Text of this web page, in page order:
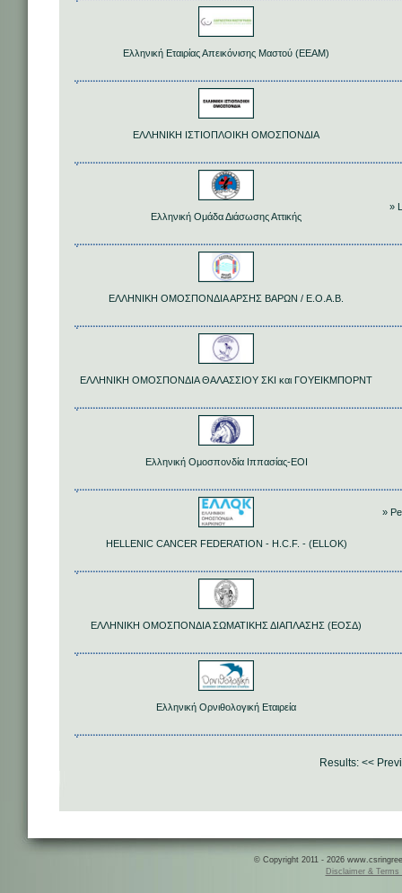
Ελληνική Εταιρίας Απεικόνισης Μαστού (ΕΕΑΜ)
ΕΛΛΗΝΙΚΗ ΙΣΤΙΟΠΛΟΙΚΗ ΟΜΟΣΠΟΝΔΙΑ
Ελληνική Ομάδα Διάσωσης Αττικής
»
ΕΛΛΗΝΙΚΗ ΟΜΟΣΠΟΝΔΙΑ ΑΡΣΗΣ ΒΑΡΩΝ / Ε.Ο.Α.Β.
ΕΛΛΗΝΙΚΗ ΟΜΟΣΠΟΝΔΙΑ ΘΑΛΑΣΣΙΟΥ ΣΚΙ και ΓΟΥΕΙΚΜΠΟΡΝΤ
Ελληνική Ομοσπονδία Ιππασίας-ΕΟΙ
HELLENIC CANCER FEDERATION - H.C.F. - (ELLOK)
»
ΕΛΛΗΝΙΚΗ ΟΜΟΣΠΟΝΔΙΑ ΣΩΜΑΤΙΚΗΣ ΔΙΑΠΛΑΣΗΣ (ΕΟΣΔ)
Ελληνική Ορνιθολογική Εταιρεία
Results: <<
© Copyright 2011 - 2026
Disclaimer & Terms